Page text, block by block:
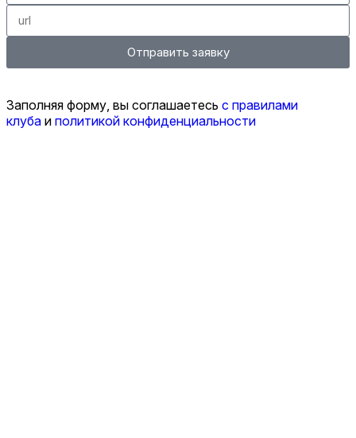
Отправить заявку
Заполняя форму, вы соглашаетесь с правилами
клуба и политикой конфиденциальности